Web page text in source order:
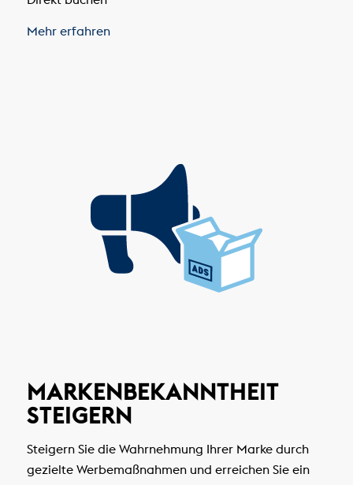
Mehr erfahren
MARKENBEKANNTHEIT
STEIGERN
Steigern Sie die Wahrnehmung Ihrer Marke durch
gezielte Werbemaßnahmen und erreichen Sie ein